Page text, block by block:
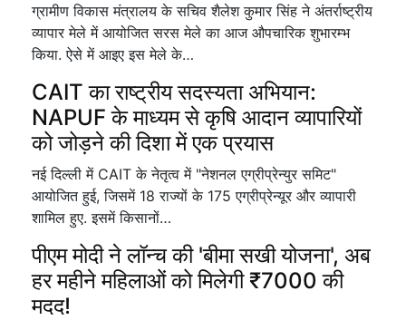
ग्रामीण विकास मंत्रालय के सचिव शैलेश कुमार सिंह ने अंतर्राष्ट्रीय
व्यापार मेले में आयोजित सरस मेले का आज औपचारिक शुभारम्भ
किया. ऐसे में आइए इस मेले के…
CAIT का राष्ट्रीय सदस्यता अभियान:
NAPUF के माध्यम से कृषि आदान व्यापारियों
को जोड़ने की दिशा में एक प्रयास
नई दिल्ली में CAIT के नेतृत्व में "नेशनल एग्रीप्रेन्युर समिट"
आयोजित हुई, जिसमें 18 राज्यों के 175 एग्रीप्रेन्यूर और व्यापारी
शामिल हुए. इसमें किसानों…
पीएम मोदी ने लॉन्च की 'बीमा सखी योजना', अब
हर महीने महिलाओं को मिलेगी ₹7000 की
मदद!